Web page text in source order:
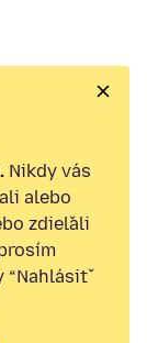
Nikdy vás
alebo
zdieľali
“Nahlásiť